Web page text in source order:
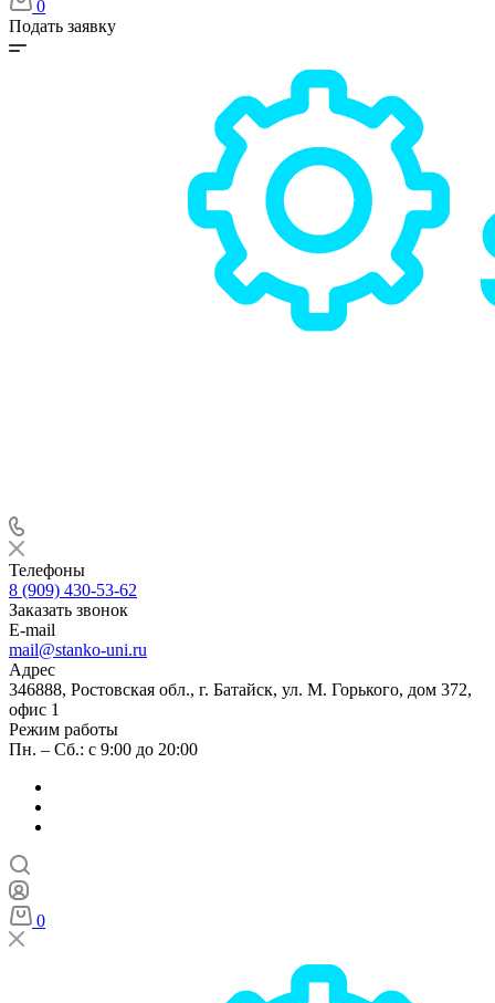
0
Подать заявку
Телефоны
8 (909) 430-53-62
Заказать звонок
E-mail
mail@stanko-uni.ru
Адрес
346888, Ростовская обл., г. Батайск, ул. М. Горького, дом 372,
офис 1
Режим работы
Пн. – Сб.: с 9:00 до 20:00
0